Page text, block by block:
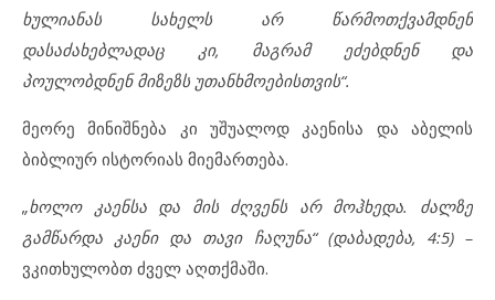
ხულიანას სახელს არ წარმოთქვამდნენ
დასაძახებლადაც კი, მაგრამ ეძებდნენ და
პოულობდნენ მიზეზს უთანხმოებისთვის“.
მეორე მინიშნება კი უშუალოდ კაენისა და აბელის
ბიბლიურ ისტორიას მიემართება.
„ხოლო კაენსა და მის ძღვენს არ მოჰხედა. ძალზე
გამწარდა კაენი და თავი ჩაღუნა“ (დაბადება, 4:5) –
ვკითხულობთ ძველ აღთქმაში.